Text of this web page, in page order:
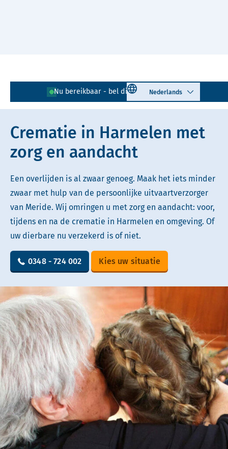
Nu bereikbaar - bel direct! 0348 - 724 002
Select language
Lees voor Uitleg woorden
Simpele tekst
Crematie in Harmelen met
zorg en aandacht
Een overlijden is al zwaar genoeg. Maak het iets minder
zwaar met hulp van de persoonlijke uitvaartverzorger
van Meride. Wij omringen u met zorg en aandacht: voor,
tijdens en na de crematie in Harmelen en omgeving. Of
uw dierbare nu verzekerd is of niet.
0348 - 724 002 Kies uw situatie